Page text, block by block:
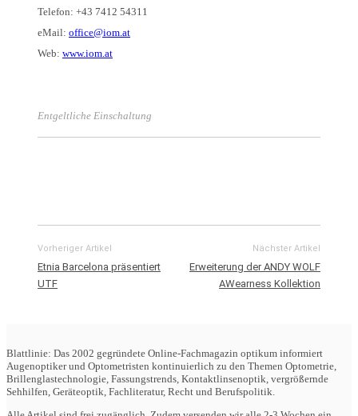
Telefon: +43 7412 54311
eMail: office@iom.at
Web: www.iom.at
Entgeltliche Einschaltung
Vorheriger Artikel
Etnia Barcelona präsentiert
UTF
Nächster Artikel
Erweiterung der ANDY WOLF
AWearness Kollektion
Blattlinie: Das 2002 gegründete Online-Fachmagazin optikum informiert
Augenoptiker und Optometristen kontinuierlich zu den Themen Optometrie,
Brillenglastechnologie, Fassungstrends, Kontaktlinsenoptik, vergrößernde
Sehhilfen, Geräteoptik, Fachliteratur, Recht und Berufspolitik.